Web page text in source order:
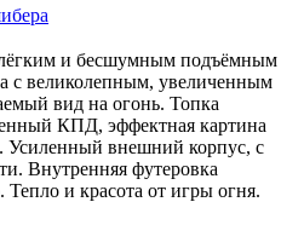
и бесшумным подъёмным
с великолепным, увеличенным
вид на огонь. Топка
КПД, эффектная картина
Усиленный внешний корпус, с
Внутренняя футеровка
и красота от игры огня.